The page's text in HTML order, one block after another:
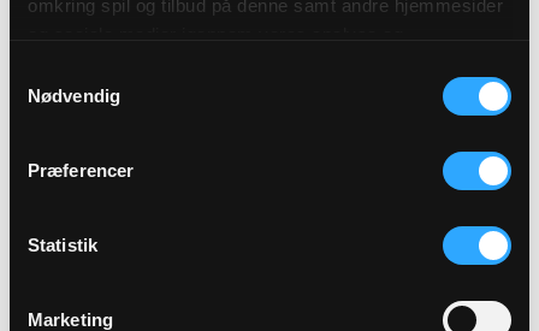
omkring spil og tilbud på denne samt andre hjemmesider
af cookies under "Detaljer" eller ved at klikke videre til
vores Cookiepolitik, som du finder i bunden af vores
Nødvendig
Præferencer
Statistik
Marketing